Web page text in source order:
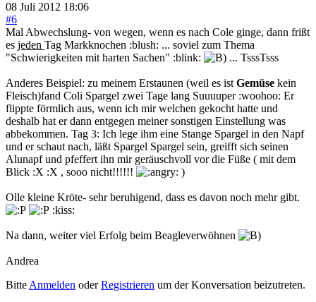
08 Juli 2012 18:06
#6
Mal Abwechslung- von wegen, wenn es nach Cole ginge, dann frißt
es jeden Tag Markknochen :blush: ... soviel zum Thema
"Schwierigkeiten mit harten Sachen" :blink:
... TsssTsss
Anderes Beispiel: zu meinem Erstaunen (weil es ist Gemüse kein
Fleisch)fand Coli Spargel zwei Tage lang Suuuuper :woohoo: Er
flippte förmlich aus, wenn ich mir welchen gekocht hatte und
deshalb hat er dann entgegen meiner sonstigen Einstellung was
abbekommen. Tag 3: Ich lege ihm eine Stange Spargel in den Napf
und er schaut nach, läßt Spargel Spargel sein, greifft sich seinen
Alunapf und pfeffert ihn mir geräuschvoll vor die Füße ( mit dem
Blick :X :X , sooo nicht!!!!!!
)
Olle kleine Kröte- sehr beruhigend, dass es davon noch mehr gibt.
:kiss:
Na dann, weiter viel Erfolg beim Beagleverwöhnen
Andrea
Bitte Anmelden oderRegistrieren um der Konversation beizutreten.